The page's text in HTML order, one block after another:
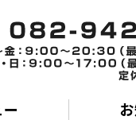
スジムTHE